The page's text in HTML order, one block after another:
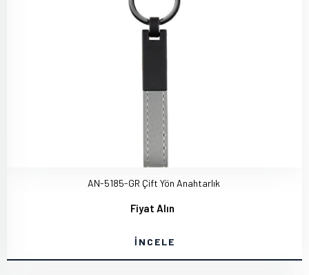
AN-5185-GR Çift Yön Anahtarlık
Fiyat Alın
İNCELE